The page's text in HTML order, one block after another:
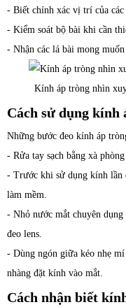
- Biết chính xác vị trí của
- Kiểm soát bộ bài khi cần
- Nhận các lá bài mong
Kính áp tròng nhìn
Cách sử dụng kính
Những bước đeo kính áp
- Rửa tay sạch bằng xà
- Trước khi sử dụng kính lần
làm mềm.
- Nhỏ nước mắt chuyên
đeo lens.
- Dùng ngón giữa kéo nhẹ
nhàng đặt kính vào mắt.
Cách nhận biết